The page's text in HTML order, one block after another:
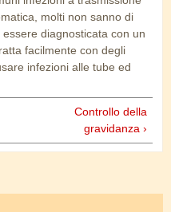
molti non sanno di
diagnosticata con un
facilmente con degli
infezioni alle tube ed
Controllo della
gravidanza ›